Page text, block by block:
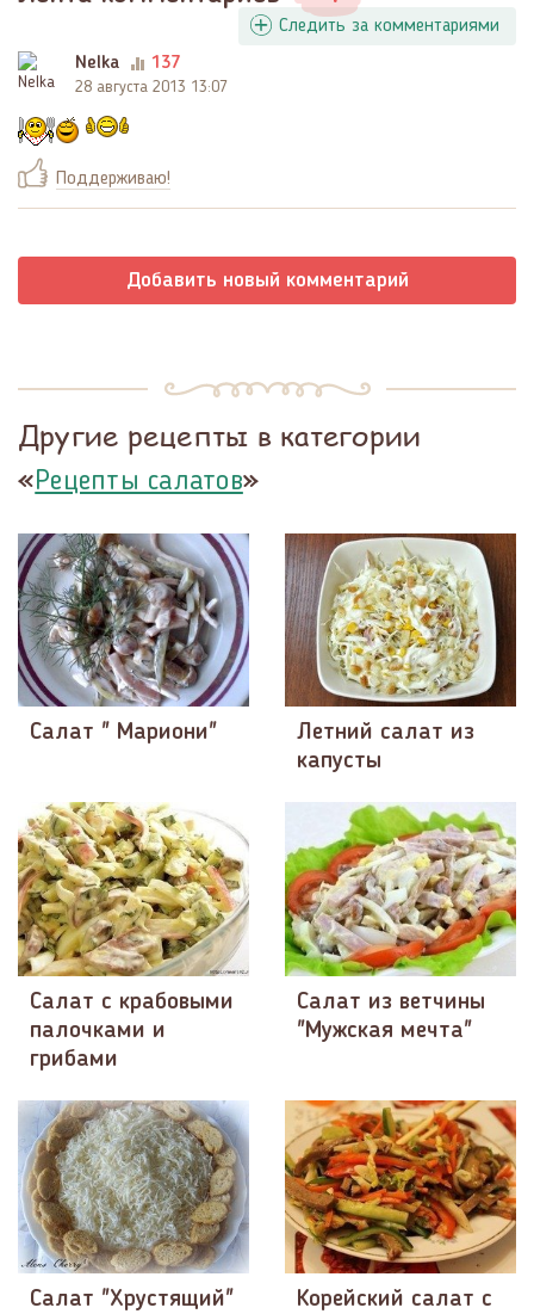
Следить за комментариями
Nelka
137
28 августа 2013 13:07
Поддерживаю!
Добавить новый комментарий
Другие рецепты в категории
«Рецепты салатов»
Салат " Мариони"
Летний салат из
капусты
Салат с крабовыми
палочками и
грибами
Салат из ветчины
"Мужская мечта"
Салат "Хрустящий"
Корейский салат с